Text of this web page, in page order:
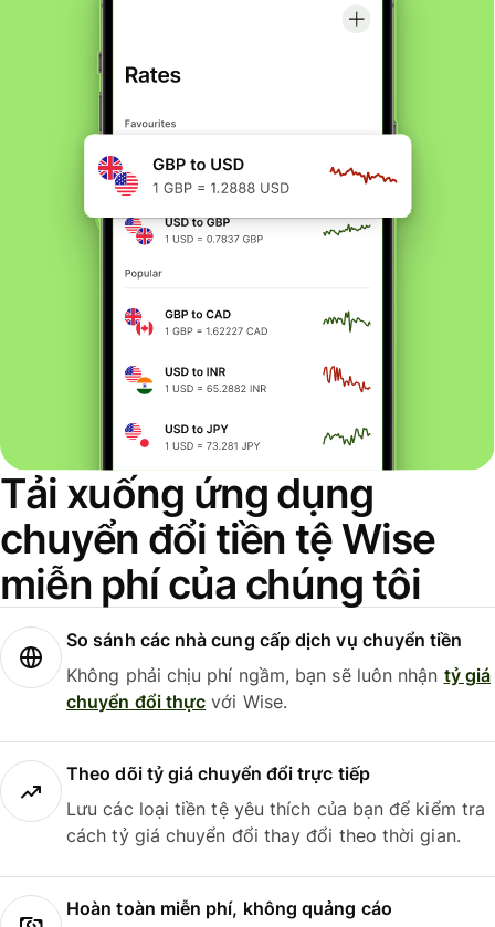
Tải xuống ứng dụng
chuyển đổi tiền tệ Wise
miễn phí của chúng tôi
So sánh các nhà cung cấp dịch vụ chuyển tiền
Không phải chịu phí ngầm, bạn sẽ luôn nhận tỷ giá
chuyển đổi thực với Wise.
Theo dõi tỷ giá chuyển đổi trực tiếp
Lưu các loại tiền tệ yêu thích của bạn để kiểm tra
cách tỷ giá chuyển đổi thay đổi theo thời gian.
Hoàn toàn miễn phí, không quảng cáo